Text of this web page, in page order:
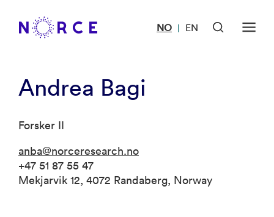
NO | EN
Andrea Bagi
Forsker II
anba@norceresearch.no
+47 51 87 55 47
Mekjarvik 12, 4072 Randaberg, Norway